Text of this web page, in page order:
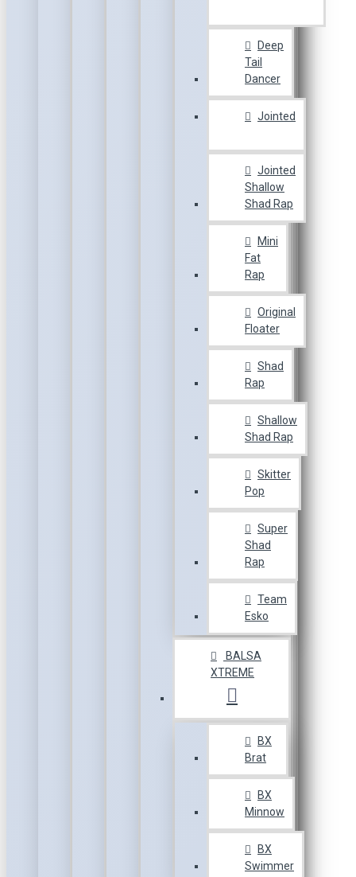
Deep
Tail
Dancer
Jointed
Jointed
Shallow
Shad Rap
Mini
Fat
Rap
Original
Floater
Shad
Rap
Shallow
Shad Rap
Skitter
Pop
Super
Shad
Rap
Team
Esko
BALSA
XTREME
BX
Brat
BX
Minnow
BX
Swimmer